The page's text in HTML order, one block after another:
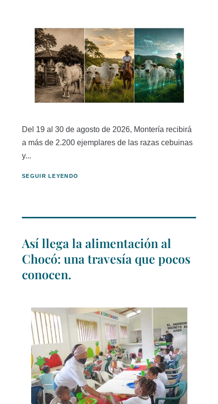
Del 19 al 30 de agosto de 2026, Montería recibirá
a más de 2.200 ejemplares de las razas cebuinas
y...
SEGUIR LEYENDO
Así llega la alimentación al
Chocó: una travesía que pocos
conocen.